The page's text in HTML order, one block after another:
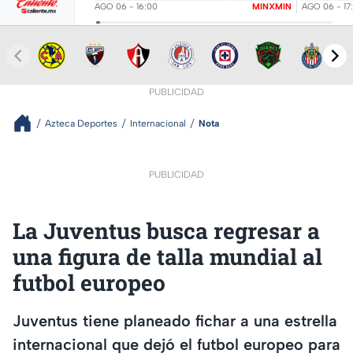
AGO 06 - 16:00 MINXMIN AGO 06 -
PUBLICIDAD
Azteca Deportes Internacional Nota
PUBLICIDAD
La Juventus busca regresar a
una figura de talla mundial al
futbol europeo
Juventus tiene planeado fichar a una estrella
internacional que dejó el futbol europeo para